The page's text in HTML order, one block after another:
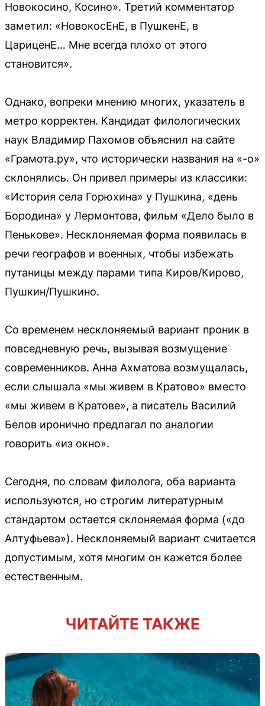
Новокосино, Косино». Третий комментатор
заметил: «НовокосЕнЕ, в ПушкенЕ, в
ЦариценЕ… Мне всегда плохо от этого
становится».
Однако, вопреки мнению многих, указатель в
метро корректен. Кандидат филологических
наук Владимир Пахомов объяснил на сайте
«Грамота.ру», что исторически названия на «-о»
склонялись. Он привел примеры из классики:
«История села Горюхина» у Пушкина, «день
Бородина» у Лермонтова, фильм «Дело было в
Пенькове». Несклоняемая форма появилась в
речи географов и военных, чтобы избежать
путаницы между парами типа Киров/Кирово,
Пушкин/Пушкино.
Со временем несклоняемый вариант проник в
повседневную речь, вызывая возмущение
современников. Анна Ахматова возмущалась,
если слышала «мы живем в Кратово» вместо
«мы живем в Кратове», а писатель Василий
Белов иронично предлагал по аналогии
говорить «из окно».
Сегодня, по словам филолога, оба варианта
используются, но строгим литературным
стандартом остается склоняемая форма («до
Алтуфьева»). Несклоняемый вариант считается
допустимым, хотя многим он кажется более
естественным.
ЧИТАЙТЕ ТАКЖЕ